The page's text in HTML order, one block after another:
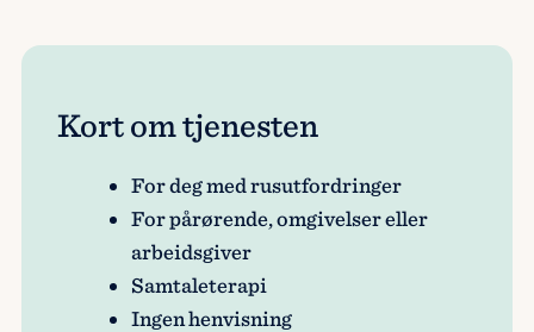
Kort om tjenesten
For deg med rusutfordringer
For pårørende, omgivelser eller
arbeidsgiver
Samtaleterapi
Ingen henvisning